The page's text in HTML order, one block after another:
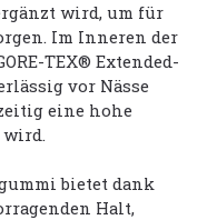
wird, um für
Im Inneren der
TEX® Extended-
vor Nässe
eine hohe
bietet dank
Halt,